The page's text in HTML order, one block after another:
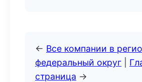
← Все компании в
федеральный округ
страница →